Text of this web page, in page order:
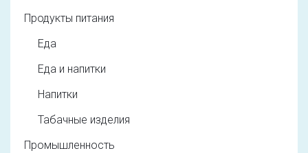
Продукты питания
Еда
Еда и напитки
Напитки
Табачные изделия
Промышленность